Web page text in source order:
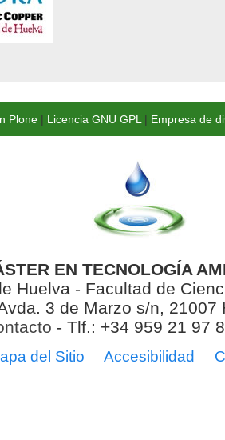
Plone| Licencia GNU GPL | Empresa de
EN TECNOLOGÍA
Huelva - Facultad de
3 de Marzo s/n, 21007
- Tlf.: +34 959 21 97
del Sitio Accesibilidad